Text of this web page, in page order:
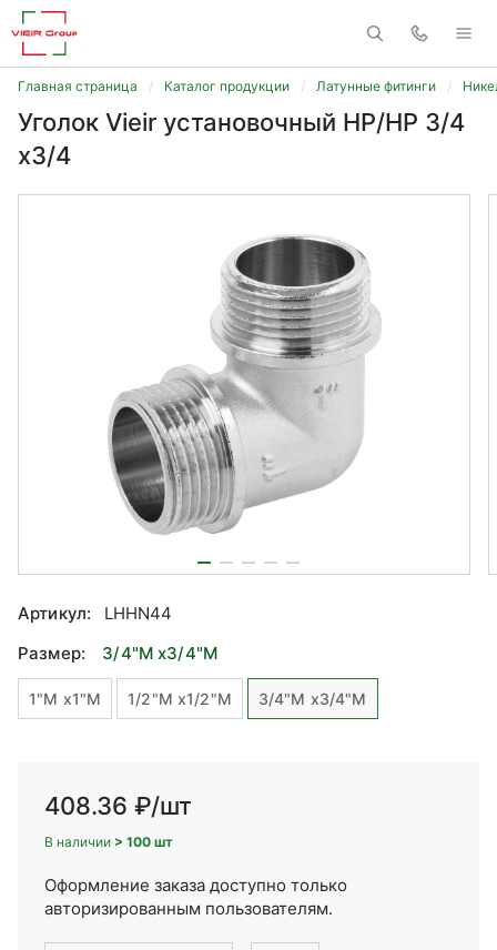
Главная страница Каталог продукции Латунные фитинги
Уголок Vieir установочный НР/НР 3/4
x3/4
Артикул:
LHHN44
Размер:
3/4"M x3/4"M
1"M x1"M 1/2"M x1/2"M 3/4"M x3/4"M
408.36 ₽/шт
В наличии > 100 шт
Оформление заказа доступно только
авторизированным пользователям.